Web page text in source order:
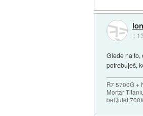
::
Glede na to,
potrebuješ,
R7 5700G +
Mortar
beQuiet